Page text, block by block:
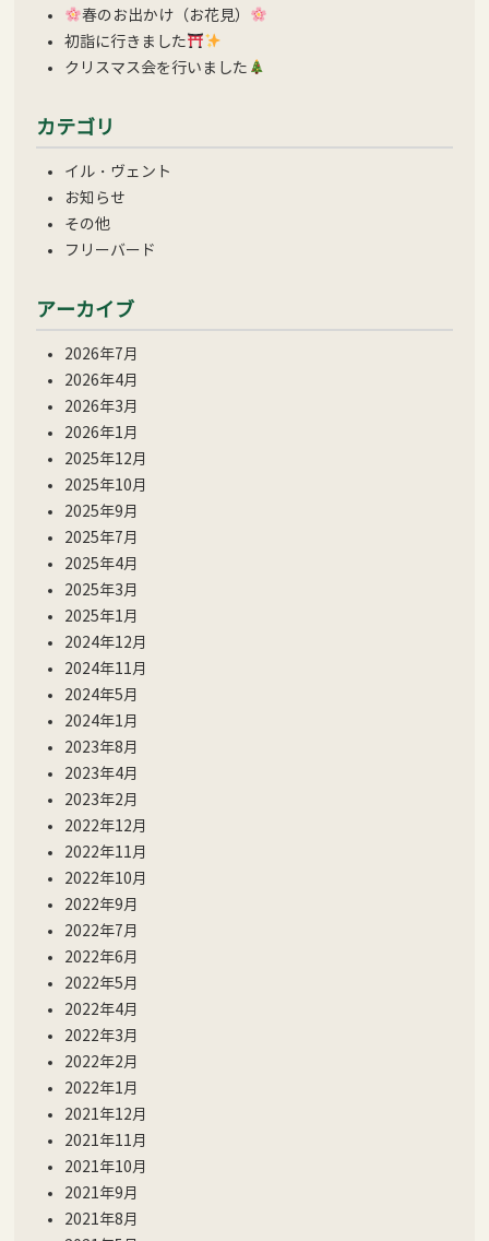
春のお出かけ（お花見）
初詣に行きました
クリスマス会を行いました
カテゴリ
イル・ヴェント
お知らせ
その他
フリーバード
アーカイブ
2026年7月
2026年4月
2026年3月
2026年1月
2025年12月
2025年10月
2025年9月
2025年7月
2025年4月
2025年3月
2025年1月
2024年12月
2024年11月
2024年5月
2024年1月
2023年8月
2023年4月
2023年2月
2022年12月
2022年11月
2022年10月
2022年9月
2022年7月
2022年6月
2022年5月
2022年4月
2022年3月
2022年2月
2022年1月
2021年12月
2021年11月
2021年10月
2021年9月
2021年8月